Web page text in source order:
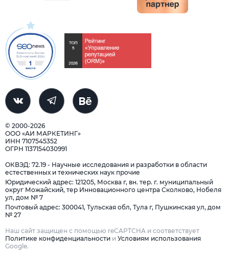
© 2000-2026
ООО «АИ МАРКЕТИНГ»
ИНН 7107545352
ОГРН 1137154030991
ОКВЭД: 72.19 - Научные исследования и разработки в области
естественных и технических наук прочие
Юридический адрес: 121205, Москва г, вн. тер. г. муниципальный
округ Можайский, тер Инновационного центра Сколково, Нобеля
ул, дом № 7
Почтовый адрес: 300041, Тульская обл, Тула г, Пушкинская ул, дом
№ 27
Наш сайт защищен с помощью reCAPTCHA и соответствует
Политике конфиденциальности и Условиям использования
Google.